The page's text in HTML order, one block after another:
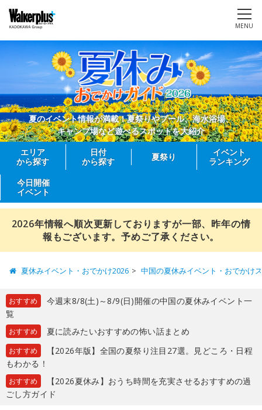
MENU
夏のイベント情報が満載！夏祭りやプール、海水浴場、
キャンプ場など遊べるスポットを大紹介
エリア
から探す
日付
から探す
夏祭り
イベント
ランキング
今日開催
イベント
2026年情報へ順次更新しておりますが一部、昨年の情
報もございます。予めご了承ください。
夏休みイベント・おでかけ2026 中国の夏休みイベント・おでかけ
おすすめ
今週末8/8(土)～8/9(日)開催の中国の夏休みイベント一
覧
おすすめ 夏に読みたいおすすめの怖い話まとめ
おすすめ
【2026年版】全国の夏祭り注目27選。見どころ・日程
もわかる！
おすすめ
【2026夏休み】おうち時間を充実させるおすすめの過
ごし方ガイド